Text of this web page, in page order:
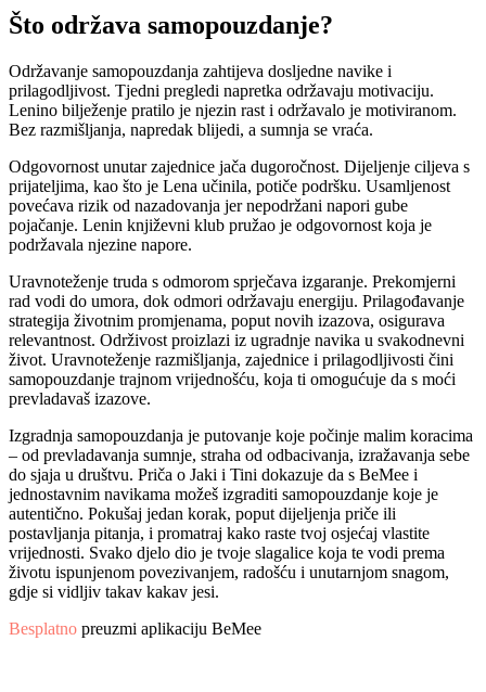
Što održava samopouzdanje?
Održavanje samopouzdanja zahtijeva dosljedne navike i
prilagodljivost. Tjedni pregledi napretka održavaju motivaciju.
Lenino bilježenje pratilo je njezin rast i održavalo je motiviranom.
Bez razmišljanja, napredak blijedi, a sumnja se vraća.
Odgovornost unutar zajednice jača dugoročnost. Dijeljenje ciljeva s
prijateljima, kao što je Lena učinila, potiče podršku. Usamljenost
povećava rizik od nazadovanja jer nepodržani napori gube
pojačanje. Lenin književni klub pružao je odgovornost koja je
podržavala njezine napore.
Uravnoteženje truda s odmorom sprječava izgaranje. Prekomjerni
rad vodi do umora, dok odmori održavaju energiju. Prilagođavanje
strategija životnim promjenama, poput novih izazova, osigurava
relevantnost. Održivost proizlazi iz ugradnje navika u svakodnevni
život. Uravnoteženje razmišljanja, zajednice i prilagodljivosti čini
samopouzdanje trajnom vrijednošću, koja ti omogućuje da s moći
prevladavaš izazove.
Izgradnja samopouzdanja je putovanje koje počinje malim koracima
– od prevladavanja sumnje, straha od odbacivanja, izražavanja sebe
do sjaja u društvu. Priča o Jaki i Tini dokazuje da s BeMee i
jednostavnim navikama možeš izgraditi samopouzdanje koje je
autentično. Pokušaj jedan korak, poput dijeljenja priče ili
postavljanja pitanja, i promatraj kako raste tvoj osjećaj vlastite
vrijednosti. Svako djelo dio je tvoje slagalice koja te vodi prema
životu ispunjenom povezivanjem, radošću i unutarnjom snagom,
gdje si vidljiv takav kakav jesi.
Besplatno preuzmi aplikaciju BeMee